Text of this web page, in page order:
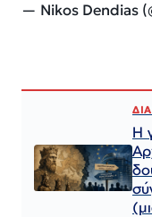
— Nikos Dendias
Η